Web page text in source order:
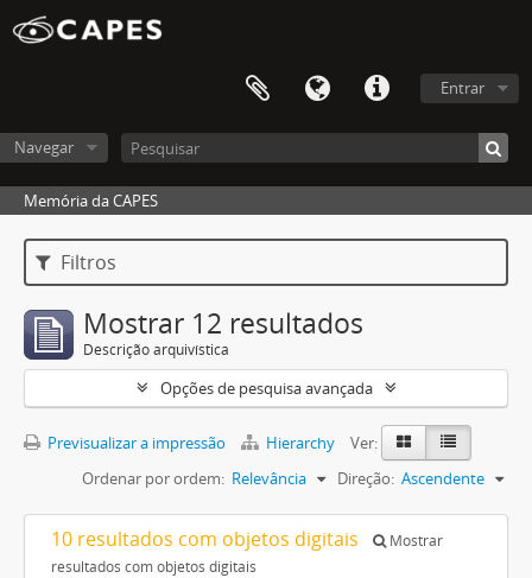
Entrar
Navegar
Memória da CAPES
Filtros
Mostrar 12 resultados
Descrição arquivística
Opções de pesquisa avançada
Previsualizar a impressão Hierarchy
Ver:
Ordenar por ordem: Relevância Direção: Ascendente
10 resultados com objetos digitais
Mostrar
resultados com objetos digitais